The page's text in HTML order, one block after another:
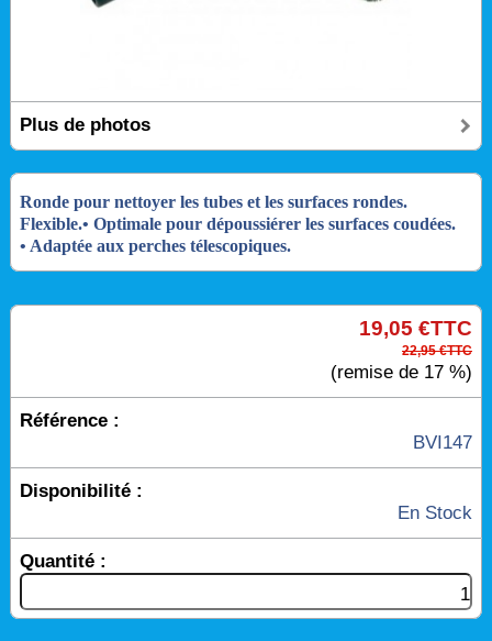
Plus de photos
Ronde pour nettoyer les tubes et les surfaces rondes.
Flexible.• Optimale pour dépoussiérer les surfaces coudées.
• Adaptée aux perches télescopiques.
19,05 €TTC
22,95 €TTC
(remise de 17 %)
Référence :
BVI147
Disponibilité :
En Stock
Quantité :